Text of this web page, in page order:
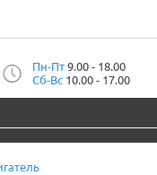
Пн-Пт9.00 - 18.00
Сб-Вс10.00 - 17.00